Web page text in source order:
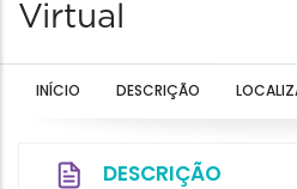
Virtual
INÍCIO DESCRIÇÃO
DESCRIÇÃO